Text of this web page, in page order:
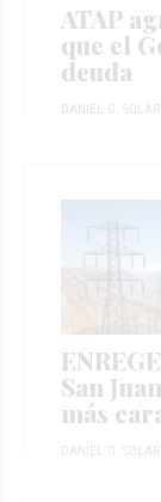
ATAP
que el
deuda
DANIEL G. SOLAR
San
más
DANIEL G. SOLAR